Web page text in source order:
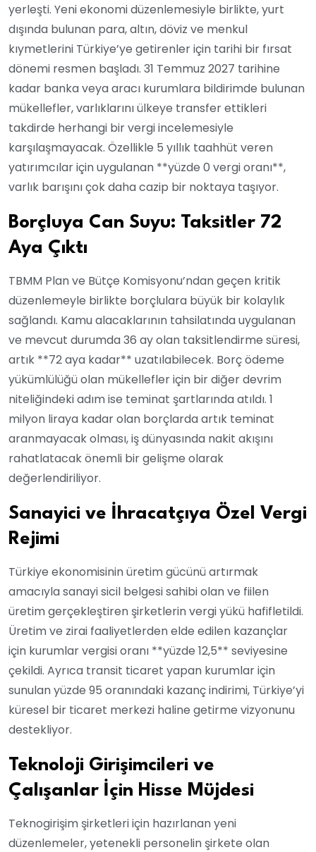
yerleşti. Yeni ekonomi düzenlemesiyle birlikte, yurt
dışında bulunan para, altın, döviz ve menkul
kıymetlerini Türkiye’ye getirenler için tarihi bir fırsat
dönemi resmen başladı. 31 Temmuz 2027 tarihine
kadar banka veya aracı kurumlara bildirimde bulunan
mükellefler, varlıklarını ülkeye transfer ettikleri
takdirde herhangi bir vergi incelemesiyle
karşılaşmayacak. Özellikle 5 yıllık taahhüt veren
yatırımcılar için uygulanan **yüzde 0 vergi oranı**,
varlık barışını çok daha cazip bir noktaya taşıyor.
Borçluya Can Suyu: Taksitler 72
Aya Çıktı
TBMM Plan ve Bütçe Komisyonu’ndan geçen kritik
düzenlemeyle birlikte borçlulara büyük bir kolaylık
sağlandı. Kamu alacaklarının tahsilatında uygulanan
ve mevcut durumda 36 ay olan taksitlendirme süresi,
artık **72 aya kadar** uzatılabilecek. Borç ödeme
yükümlülüğü olan mükellefler için bir diğer devrim
niteliğindeki adım ise teminat şartlarında atıldı. 1
milyon liraya kadar olan borçlarda artık teminat
aranmayacak olması, iş dünyasında nakit akışını
rahatlatacak önemli bir gelişme olarak
değerlendiriliyor.
Sanayici ve İhracatçıya Özel Vergi
Rejimi
Türkiye ekonomisinin üretim gücünü artırmak
amacıyla sanayi sicil belgesi sahibi olan ve fiilen
üretim gerçekleştiren şirketlerin vergi yükü hafifletildi.
Üretim ve zirai faaliyetlerden elde edilen kazançlar
için kurumlar vergisi oranı **yüzde 12,5** seviyesine
çekildi. Ayrıca transit ticaret yapan kurumlar için
sunulan yüzde 95 oranındaki kazanç indirimi, Türkiye’yi
küresel bir ticaret merkezi haline getirme vizyonunu
destekliyor.
Teknoloji Girişimcileri ve
Çalışanlar İçin Hisse Müjdesi
Teknogirişim şirketleri için hazırlanan yeni
düzenlemeler, yetenekli personelin şirkete olan